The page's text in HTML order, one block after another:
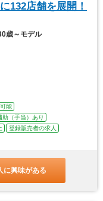
132店舗を展開！
歳～モデル
能
助（手当）あり
登録販売者の求人
に興味がある